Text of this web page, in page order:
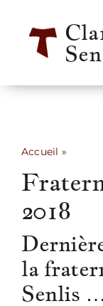
contenu
Qui sommes-
Notre vie
Notre histoire
Accueil »
2018
la
Senlis …